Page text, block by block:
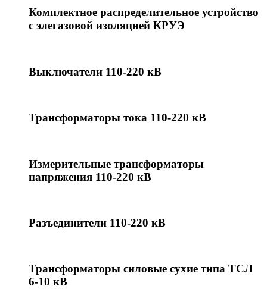
Комплектное распределительное устройство
с элегазовой изоляцией КРУЭ
Выключатели 110-220 кВ
Трансформаторы тока 110-220 кВ
Измерительные трансформаторы
напряжения 110-220 кВ
Разъединители 110-220 кВ
Трансформаторы силовые сухие типа ТСЛ
6-10 кВ